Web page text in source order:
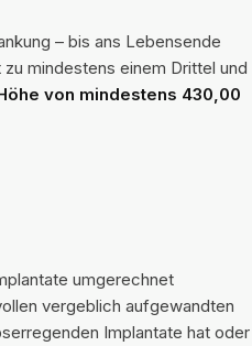
– bis ans Lebensende
mindestens einem Drittel und
von mindestens 430,00
umgerechnet
vergeblich aufgewandten
Implantate hat oder